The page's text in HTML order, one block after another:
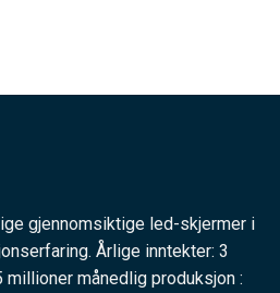
gjennomsiktige led-skjermer i
Årlige inntekter: 3
månedlig produksjon :